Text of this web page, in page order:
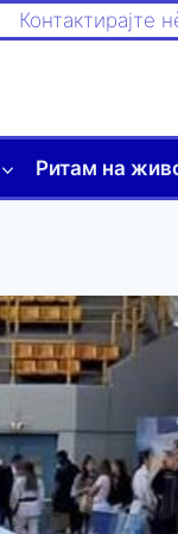
Контактирајте
Ритам на